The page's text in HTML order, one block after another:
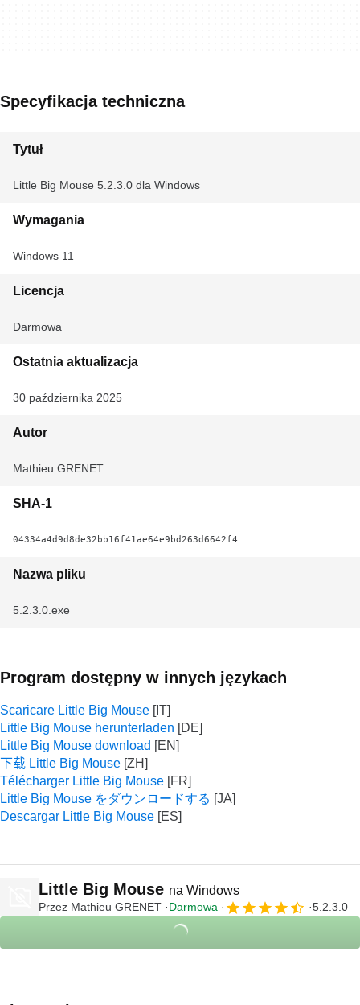
Specyfikacja techniczna
Tytuł
Little Big Mouse 5.2.3.0 dla Windows
Wymagania
Windows 11
Licencja
Darmowa
Ostatnia aktualizacja
30 października 2025
Autor
Mathieu GRENET
SHA-1
04334a4d9d8de32bb16f41ae64e9bd263d6642f4
Nazwa pliku
5.2.3.0.exe
Program dostępny w innych językach
Scaricare Little Big Mouse
Little Big Mouse herunterladen
Little Big Mouse download
下载 Little Big Mouse
Télécharger Little Big Mouse
Little Big Mouse をダウンロードする
Descargar Little Big Mouse
Little Big Mouse na Windows
Przez Mathieu GRENET Darmowa 5.2.3.0